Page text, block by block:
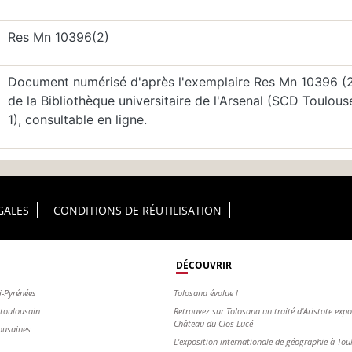
Res Mn 10396(2)
Document numérisé d'après l'exemplaire Res Mn 10396
de la Bibliothèque universitaire de l'Arsenal (SCD
1), consultable en ligne.
CONDITIONS DE RÉUTILISATION
DÉCOUVRIR
Tolosana évolue !
Retrouvez sur Tolosana un traité d'Aristote
Château du Clos Lucé
L'exposition internationale de géographie à